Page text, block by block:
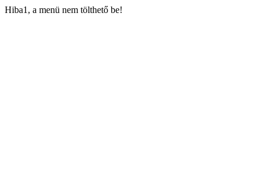
Hiba1, a menü nem tölthető be!